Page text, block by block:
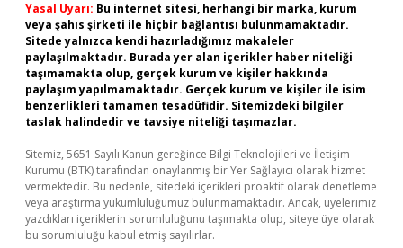
Yasal Uyarı: Bu internet sitesi, herhangi bir marka, kurum
veya şahıs şirketi ile hiçbir bağlantısı bulunmamaktadır.
Sitede yalnızca kendi hazırladığımız makaleler
paylaşılmaktadır. Burada yer alan içerikler haber niteliği
taşımamakta olup, gerçek kurum ve kişiler hakkında
paylaşım yapılmamaktadır. Gerçek kurum ve kişiler ile isim
benzerlikleri tamamen tesadüfidir. Sitemizdeki bilgiler
taslak halindedir ve tavsiye niteliği taşımazlar.
Sitemiz, 5651 Sayılı Kanun gereğince Bilgi Teknolojileri ve İletişim
Kurumu (BTK) tarafından onaylanmış bir Yer Sağlayıcı olarak hizmet
vermektedir. Bu nedenle, sitedeki içerikleri proaktif olarak denetleme
veya araştırma yükümlülüğümüz bulunmamaktadır. Ancak, üyelerimiz
yazdıkları içeriklerin sorumluluğunu taşımakta olup, siteye üye olarak
bu sorumluluğu kabul etmiş sayılırlar.